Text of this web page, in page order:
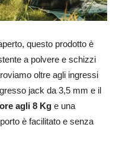
questo prodotto è
a polvere e schizzi
oltre agli ingressi
jack da 3,5 mm e il
agli 8 Kg e una
è facilitato e senza